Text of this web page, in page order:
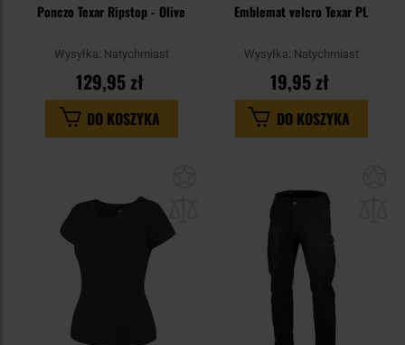
Ponczo Texar Ripstop - Olive
Wysyłka: Natychmiast
129,95 zł
DO KOSZYKA
Emblemat velcro Texar PL
Wysyłka: Natychmiast
19,95 zł
DO KOSZYKA